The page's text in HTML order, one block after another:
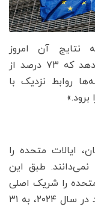
نتایج آن امروز
(پنجشنبه) منتشر شده است، نشان می‌دهد که ۷۳ درصد از
روابط نزدیک با
برود.»
ایالات متحده را
نمی‌دانند. طبق این
را شریک اصلی
اتحادیه اروپا توصیف می‌کنند، از ۵۱ درصد در سال ۲۰۲۴، به ۳۱